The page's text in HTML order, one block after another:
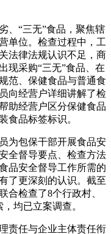
“三无”食品，聚焦辖
单位。检查过程中，工
法律法规认识不足，商
现采购“三无”食品、在
范、保健食品与普通食
向经营户详细讲解了检
助经营户区分保健食品
食品标签标识。
包保干部开展食品安
全督导要点、检查方法
品安全督导工作所需的
了更深刻的认识。截至
合检查了8个行政村、
均已立案调查。
任与企业主体责任衔